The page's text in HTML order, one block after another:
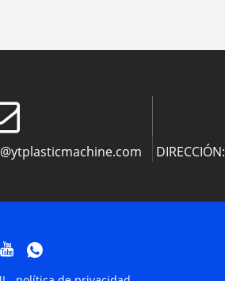
DIRECCIÓN: